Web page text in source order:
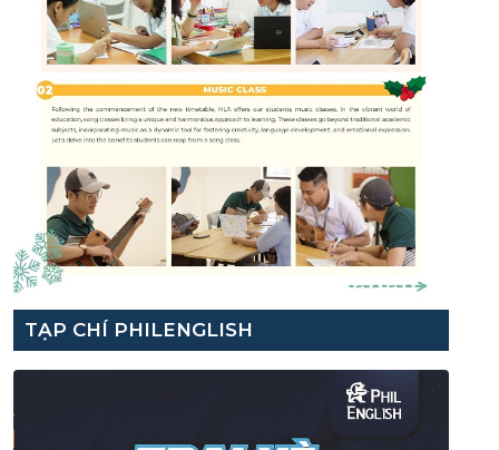
TẠP CHÍ PHILENGLISH